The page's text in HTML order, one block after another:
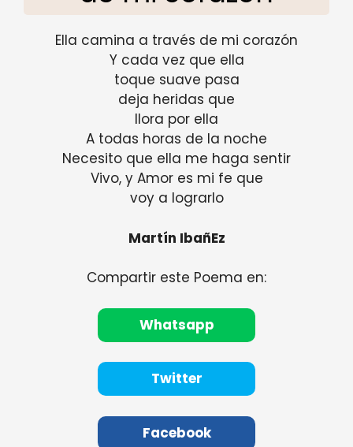
Ella camina a través de mi corazón
Y cada vez que ella
toque suave pasa
deja heridas que
llora por ella
A todas horas de la noche
Necesito que ella me haga sentir
Vivo, y Amor es mi fe que
voy a lograrlo
Martín IbañEz
Compartir este Poema en:
Whatsapp
Twitter
Facebook